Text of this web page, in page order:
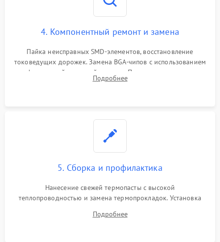
4. Компонентный ремонт и замена
Пайка неисправных SMD-элементов, восстановление
токоведущих дорожек. Замена BGA-чипов с использованием
инфракрасной паяльной станции. Прошивка микросхемы
BIOS или замена поврежденных портов USB
Подробнее
5. Сборка и профилактика
Нанесение свежей термопасты с высокой
теплопроводностью и замена термопрокладок. Установка
шлейфов, модулей памяти и накопителей. Предварительная
Подробнее